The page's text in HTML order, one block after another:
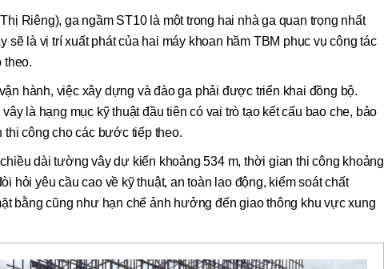
Riêng), ga ngầm ST10 là một trong hai nhà ga quan trọng nhất
sẽ là vị trí xuất phát của hai máy khoan hầm TBM phục vụ công tác
theo.
hành, việc xây dựng và đào ga phải được triển khai đồng bộ.
là hạng mục kỹ thuật đầu tiên có vai trò tạo kết cấu bao che, bảo
thi công cho các bước tiếp theo.
dài tường vây dự kiến khoảng 534 m, thời gian thi công khoảng
hỏi yêu cầu cao về kỹ thuật, an toàn lao động, kiểm soát chất
bằng cũng như hạn chế ảnh hưởng đến giao thông khu vực xung